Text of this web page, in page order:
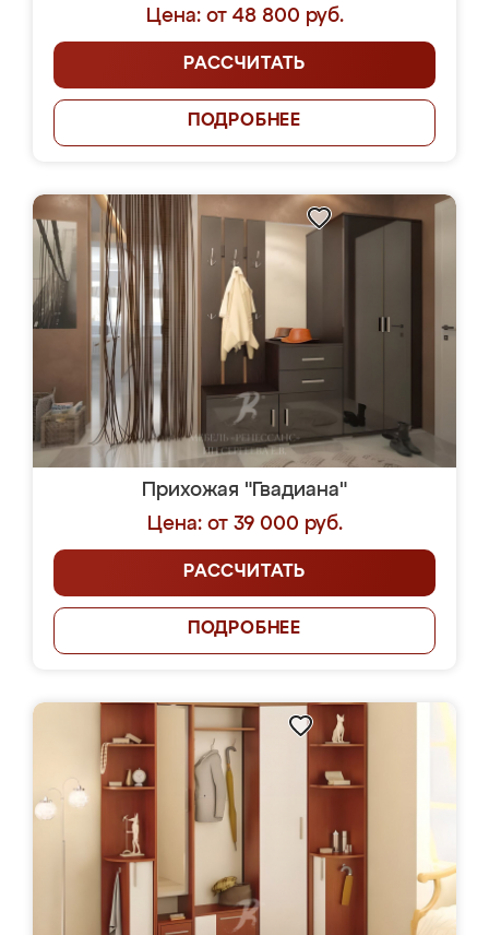
Цена: от 48 800 руб.
РАССЧИТАТЬ
ПОДРОБНЕЕ
Прихожая "Гвадиана"
Цена: от 39 000 руб.
РАССЧИТАТЬ
ПОДРОБНЕЕ